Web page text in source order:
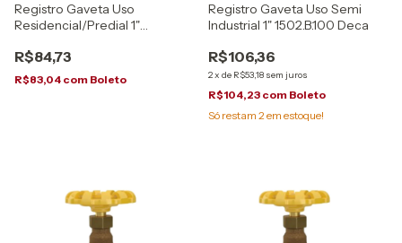
Registro Gaveta Uso
Residencial/Predial 1"
R$84,73
R$83,04 com Boleto
Registro Gaveta Uso Semi
Industrial 1" 1502.B.100 Deca
R$106,36
2x de R$53,18 sem juros
R$104,23 com Boleto
Só restam 2em estoque!